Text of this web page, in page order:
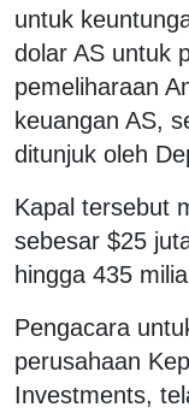
untuk
dolar AS untuk
pemeliharaan
keuangan AS,
ditunjuk oleh
Kapal tersebut
sebesar $25
hingga 435
Pengacara
perusahaan
Investments,